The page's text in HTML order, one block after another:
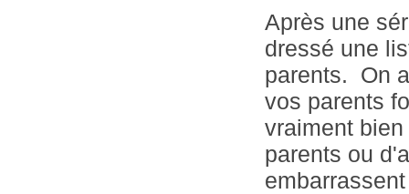
Après une
dressé une
parents. On
vos parents
vraiment bien
parents ou